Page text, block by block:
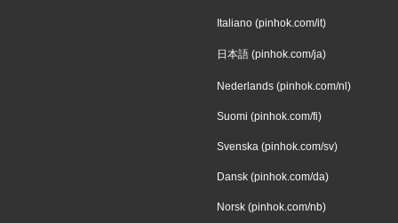
Italiano (pinhok.com/it)
日本語 (pinhok.com/ja)
Nederlands (pinhok.com/nl)
Suomi (pinhok.com/fi)
Svenska (pinhok.com/sv)
Dansk (pinhok.com/da)
Norsk (pinhok.com/nb)